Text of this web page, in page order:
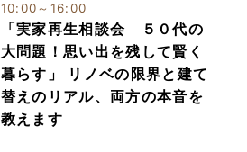
10:00～16:00
「実家再生相談会 ５０代の
大問題！思い出を残して賢く
暮らす」 リノベの限界と建て
替えのリアル、両方の本音を
教えます